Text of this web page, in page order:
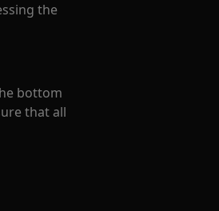
the
bottom
that all